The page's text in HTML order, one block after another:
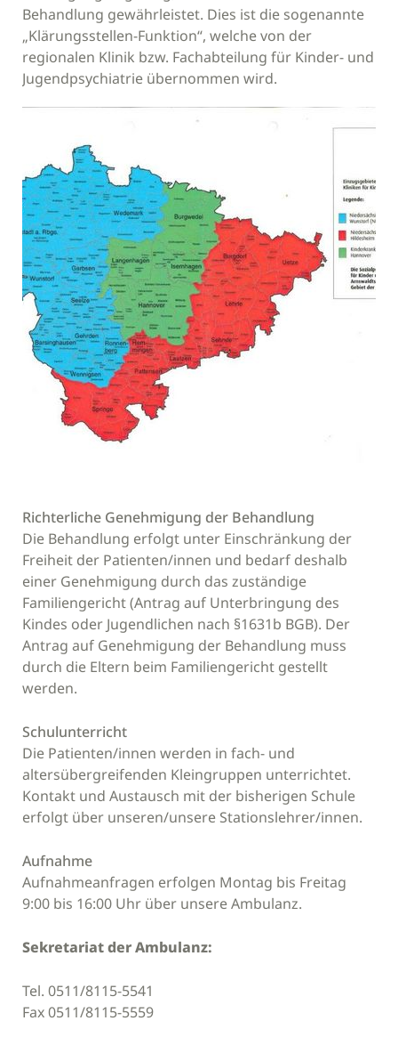
Behandlung gewährleistet. Dies ist die sogenannte
„Klärungsstellen-Funktion“, welche von der
regionalen Klinik bzw. Fachabteilung für Kinder- und
Jugendpsychiatrie übernommen wird.
Richterliche Genehmigung der Behandlung
Die Behandlung erfolgt unter Einschränkung der
Freiheit der Patienten/innen und bedarf deshalb
einer Genehmigung durch das zuständige
Familiengericht (Antrag auf Unterbringung des
Kindes oder Jugendlichen nach §1631b BGB). Der
Antrag auf Genehmigung der Behandlung muss
durch die Eltern beim Familiengericht gestellt
werden.
Schulunterricht
Die Patienten/innen werden in fach- und
altersübergreifenden Kleingruppen unterrichtet.
Kontakt und Austausch mit der bisherigen Schule
erfolgt über unseren/unsere Stationslehrer/innen.
Aufnahme
Aufnahmeanfragen erfolgen Montag bis Freitag
9:00 bis 16:00 Uhr über unsere Ambulanz.
Sekretariat der Ambulanz:
Tel. 0511/8115-5541
Fax 0511/8115-5559